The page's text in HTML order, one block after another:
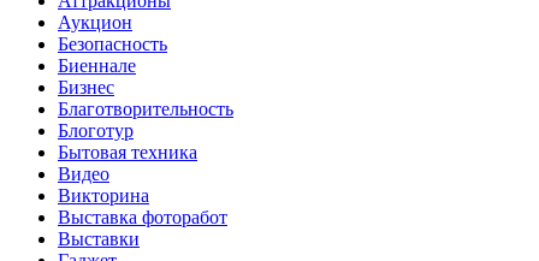
Аукцион
Безопасность
Биеннале
Бизнес
Благотворительность
Блоготур
Бытовая техника
Видео
Викторина
Выставка фоторабот
Выставки